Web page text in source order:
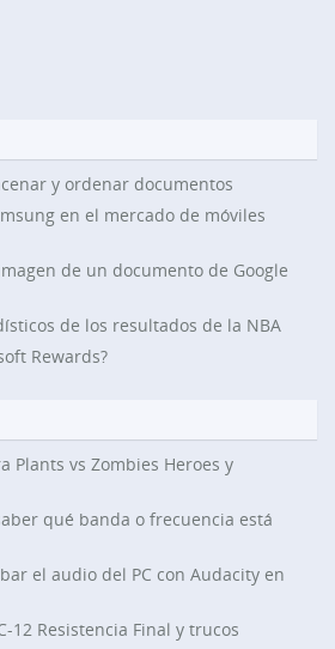
y ordenar documentos
en el mercado de móviles
de un documento de Google
de los resultados de la NBA
Rewards?
Plants vs Zombies Heroes y
qué banda o frecuencia está
el audio del PC con Audacity en
12 Resistencia Final y trucos